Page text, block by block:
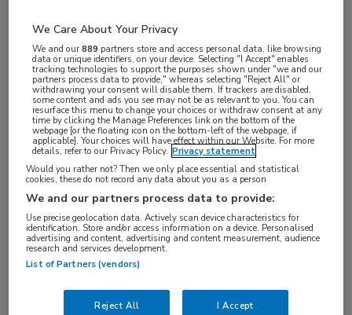
Log hier in om volledige
toegang te krijgen.
Login ofAccount maken
We Care About Your Privacy
We and our889 partners store and access personal data, like browsing
data or unique identifiers, on your device. Selecting "I Accept" enables
tracking technologies to support the purposes shown under "we and our
partners process data to provide," whereas selecting "Reject All" or
withdrawing your consent will disable them. If trackers are disabled,
some content and ads you see may not be as relevant to you. You can
resurface this menu to change your choices or withdraw consent at any
time by clicking the Manage Preferences link on the bottom of the
webpage [or the floating icon on the bottom-left of the webpage, if
applicable]. Your choices will have effect within our Website. For more
details, refer to our Privacy Policy. Privacy statement
Would you rather not? Then we only place essential and statistical
cookies, these do not record any data about you as a person
We and our partners process data to provide:
Use precise geolocation data. Actively scan device characteristics for
identification. Store and/or access information on a device. Personalised
advertising and content, advertising and content measurement, audience
research and services development.
List of Partners (vendors)
Reject All I Accept